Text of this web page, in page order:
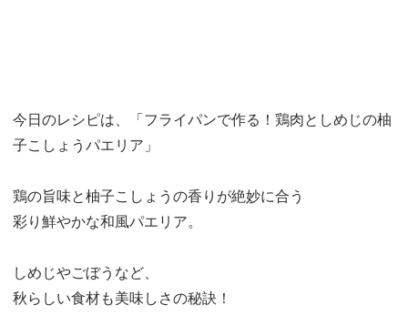
今日のレシピは、「フライパンで作る！鶏肉としめじの柚
子こしょうパエリア」
鶏の旨味と柚子こしょうの香りが絶妙に合う
彩り鮮やかな和風パエリア。
しめじやごぼうなど、
秋らしい食材も美味しさの秘訣！